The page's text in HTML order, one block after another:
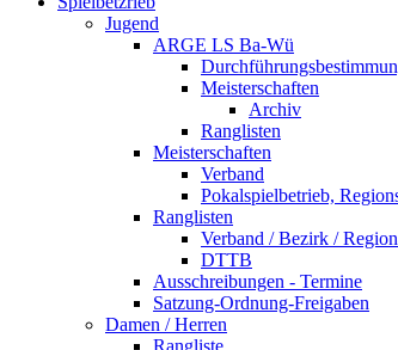
Jugend
ARGE LS Ba-Wü
Meisterschaften
Archiv
Ranglisten
Meisterschaften
Verband
Pokalspielbetrieb,
Ranglisten
Verband / Bezirk /
DTTB
Ausschreibungen - Termine
Satzung-Ordnung-Freigaben
Damen / Herren
Rangliste